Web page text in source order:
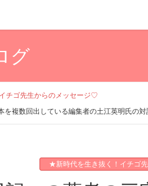
グ
チゴ先生からのメッセージ♡
複数回出している編集者の土江英明氏の
★新時代を生き抜く！イチゴ